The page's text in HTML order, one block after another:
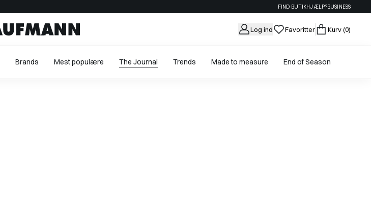
FIND BUTIKHJÆLP?BUSINESS
Log ind Favoritter Kurv(0)
Brands Mest populære The Journal Trends Made to measure End of Season